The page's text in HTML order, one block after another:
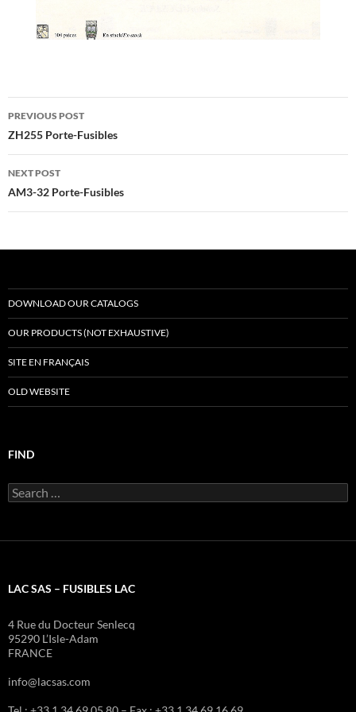
Post
navigation
PREVIOUS POST
ZH255 Porte-Fusibles
NEXT POST
AM3-32 Porte-Fusibles
DOWNLOAD OUR CATALOGS
OUR PRODUCTS (NOT EXHAUSTIVE)
SITE EN FRANÇAIS
OLD WEBSITE
FIND
Search
for:
LAC SAS – FUSIBLES LAC
4 Rue du Docteur Senlecq
95290 L’Isle-Adam
FRANCE
info@lacsas.com